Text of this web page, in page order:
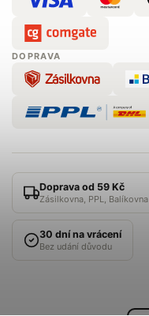
DOPRAVA
Doprava od 59 Kč
Zásilkovna, PPL, Balíkovna
30 dní na vrácení
Bez udání důvodu